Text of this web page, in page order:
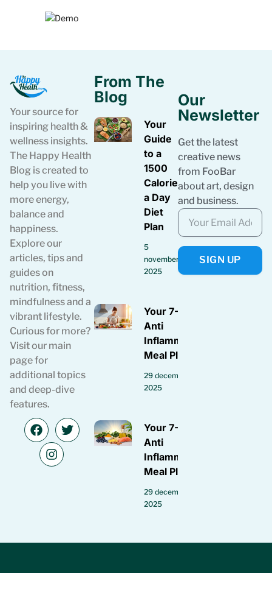
Your source for
inspiring health &
wellness insights.
The Happy Health
Blog is created to
help you live with
more energy,
balance and
happiness.
Explore our
articles, tips and
guides on
nutrition, fitness,
mindfulness and a
vibrant lifestyle.
Curious for more?
Visit our main
page for
additional topics
and deep-dive
features.
From The
Blog
Your
Guide
to a
1500
Calories
a Day
Diet
Plan
5
november
2025
Your 7-Day
Anti
Inflammatory
Meal Plan
29 december
2025
Your 7-Day
Anti
Inflammatory
Meal Plan
29 december
2025
Our
Newsletter
Get the latest
creative news
from FooBar
about art, design
and business.
SIGN UP